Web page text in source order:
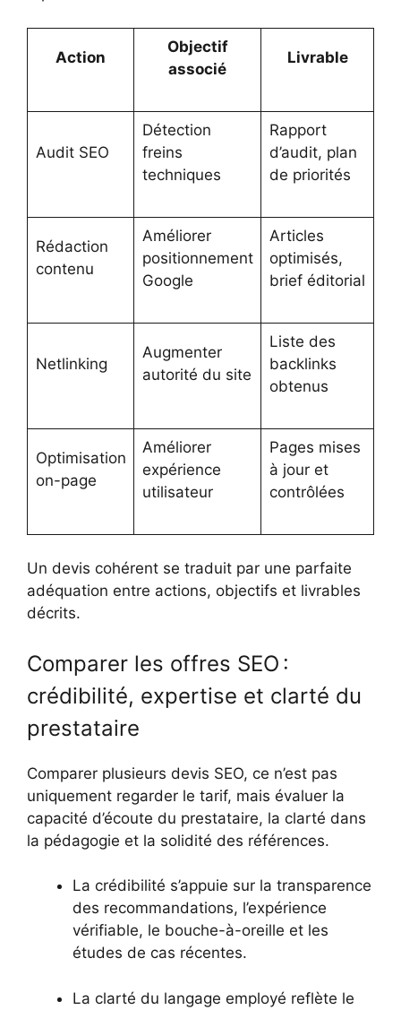
Action
Objectif
associé
Livrable
Audit SEO
Détection
freins
techniques
Rapport
d’audit, plan
de priorités
Rédaction
contenu
Améliorer
positionnement
Google
Articles
optimisés,
brief éditorial
Netlinking
Augmenter
autorité du site
Liste des
backlinks
obtenus
Optimisation
on-page
Améliorer
expérience
utilisateur
Pages mises
à jour et
contrôlées
Un devis cohérent se traduit par une parfaite
adéquation entre actions, objectifs et livrables
décrits.
Comparer les offres SEO :
crédibilité, expertise et clarté du
prestataire
Comparer plusieurs devis SEO, ce n’est pas
uniquement regarder le tarif, mais évaluer la
capacité d’écoute du prestataire, la clarté dans
la pédagogie et la solidité des références.
La crédibilité s’appuie sur la transparence
des recommandations, l’expérience
vérifiable, le bouche-à-oreille et les
études de cas récentes.
La clarté du langage employé reflète le